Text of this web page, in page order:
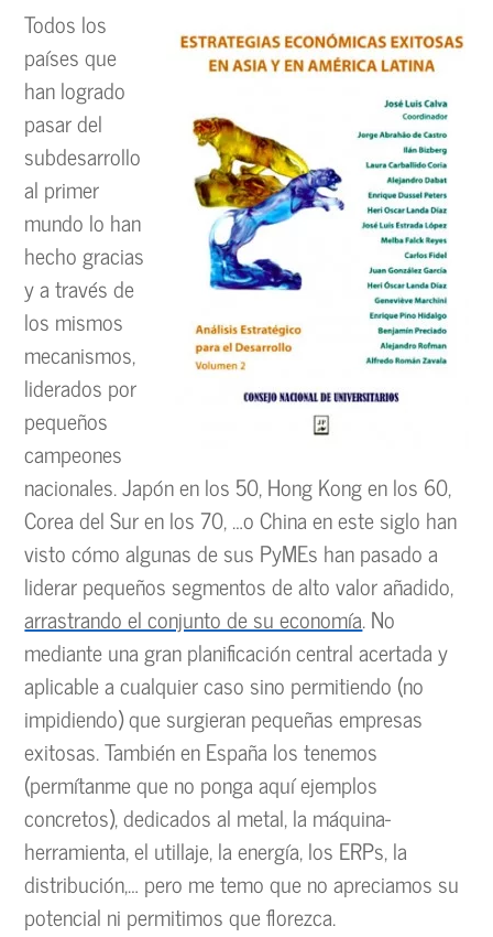
Todos los
países que
han logrado
pasar del
subdesarrollo
al primer
mundo lo han
hecho gracias
y a través de
los mismos
mecanismos,
liderados por
pequeños
campeones
nacionales. Japón en los 50, Hong Kong en los 60,
Corea del Sur en los 70, …o China en este siglo han
visto cómo algunas de sus PyMEs han pasado a
liderar pequeños segmentos de alto valor añadido,
arrastrando el conjunto de su economía. No
mediante una gran planificación central acertada y
aplicable a cualquier caso sino permitiendo (no
impidiendo) que surgieran pequeñas empresas
exitosas. También en España los tenemos
(permítanme que no ponga aquí ejemplos
concretos), dedicados al metal, la máquina-
herramienta, el utillaje, la energía, los ERPs, la
distribución,… pero me temo que no apreciamos su
potencial ni permitimos que florezca.